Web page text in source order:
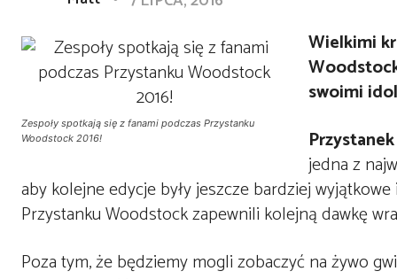
Zespoły spotkają się z fanami podczas Przystanku
Woodstock 2016!
Wielkimi
swoimi
jedna z
aby kolejne edycje były jeszcze bardziej
Przystanku Woodstock zapewnili kolejną dawkę
Poza tym, że będziemy mogli zobaczyć na żywo